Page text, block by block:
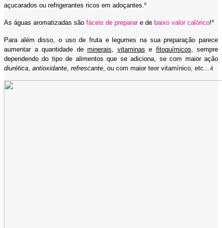
açucarados ou refrigerantes ricos em adoçantes.²
As águas aromatizadas são fáceis de preparare de baixo valor calórico!³
Para além disso, o uso de fruta e legumes na sua preparação parece
aumentar a quantidade de minerais vitaminas e fitoquímicos , sempre
dependendo do tipo de alimentos que se adiciona, se com maior ação
diurética antioxidante refrescante , ou com maior teor vitamínico, etc… 4